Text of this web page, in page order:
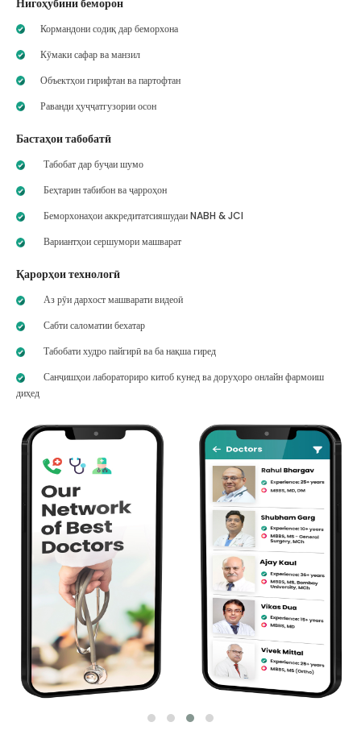
Нигоҳубини беморон
Кормандони содиқ дар беморхона
Кӯмаки сафар ва манзил
Объектҳои гирифтан ва партофтан
Раванди ҳуҷҷатгузории осон
Бастаҳои табобатӣ
Табобат дар буҷаи шумо
Беҳтарин табибон ва ҷарроҳон
Беморхонаҳои аккредитатсияшудаи NABH & JCI
Вариантҳои сершумори машварат
Қарорҳои технологӣ
Аз рӯи дархост машварати видеоӣ
Сабти саломатии бехатар
Табобати худро пайгирӣ ва ба нақша гиред
Санҷишҳои лабораториро китоб кунед ва доруҳоро онлайн фармоиш
диҳед